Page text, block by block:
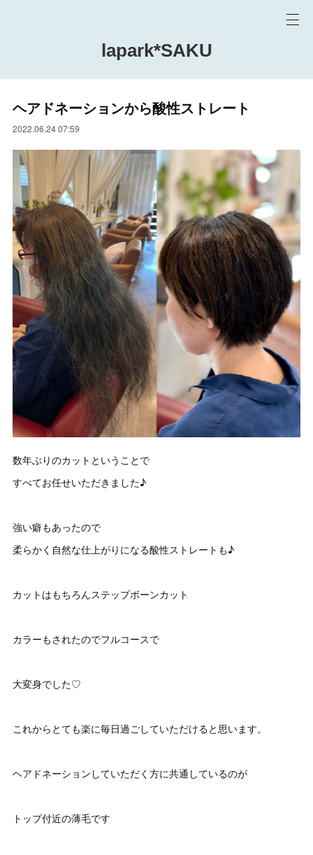
lapark*SAKU
ヘアドネーションから酸性ストレート
2022.06.24 07:59
数年ぶりのカットということで
すべてお任せいただきました♪
強い癖もあったので
柔らかく自然な仕上がりになる酸性ストレートも♪
カットはもちろんステップボーンカット
カラーもされたのでフルコースで
大変身でした♡
これからとても楽に毎日過ごしていただけると思います。
ヘアドネーションしていただく方に共通しているのが
トップ付近の薄毛です